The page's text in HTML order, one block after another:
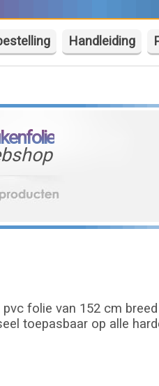
Handleiding
folie van 152 cm
toepasbaar op alle